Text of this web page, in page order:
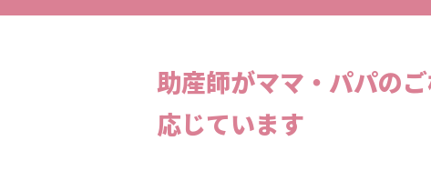
助産師がママ・パパの
応じています